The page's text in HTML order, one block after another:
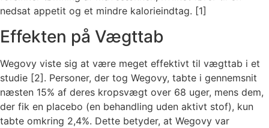
nedsat appetit og et mindre kalorieindtag. [1]
Effekten på Vægttab
Wegovy viste sig at være meget effektivt til vægttab i et
studie [2]. Personer, der tog Wegovy, tabte i gennemsnit
næsten 15% af deres kropsvægt over 68 uger, mens dem,
der fik en placebo (en behandling uden aktivt stof), kun
tabte omkring 2,4%. Dette betyder, at Wegovy var